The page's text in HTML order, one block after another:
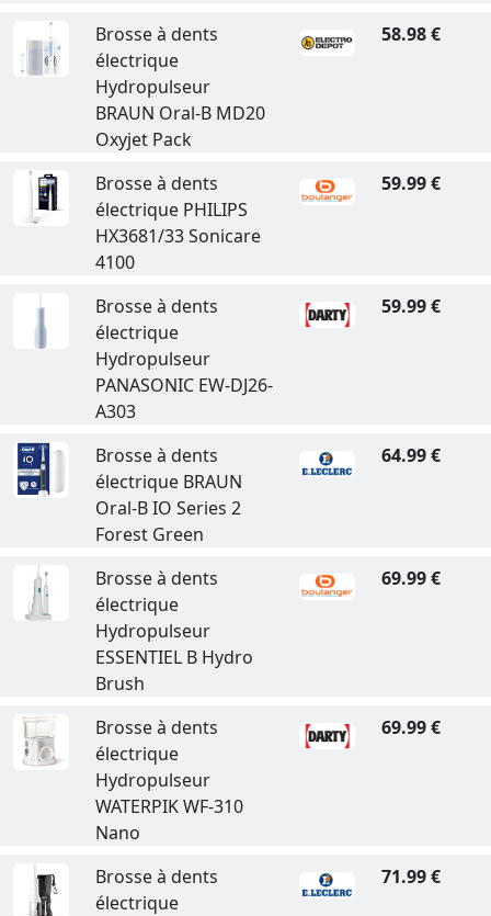
Brosse à dents
électrique
Hydropulseur
BRAUN Oral-B MD20
Oxyjet Pack
58.98 €
Brosse à dents
électrique PHILIPS
HX3681/33 Sonicare
4100
59.99 €
Brosse à dents
électrique
Hydropulseur
PANASONIC EW-DJ26-
A303
59.99 €
Brosse à dents
électrique BRAUN
Oral-B IO Series 2
Forest Green
64.99 €
Brosse à dents
électrique
Hydropulseur
ESSENTIEL B Hydro
Brush
69.99 €
Brosse à dents
électrique
Hydropulseur
WATERPIK WF-310
Nano
69.99 €
Brosse à dents
électrique
71.99 €